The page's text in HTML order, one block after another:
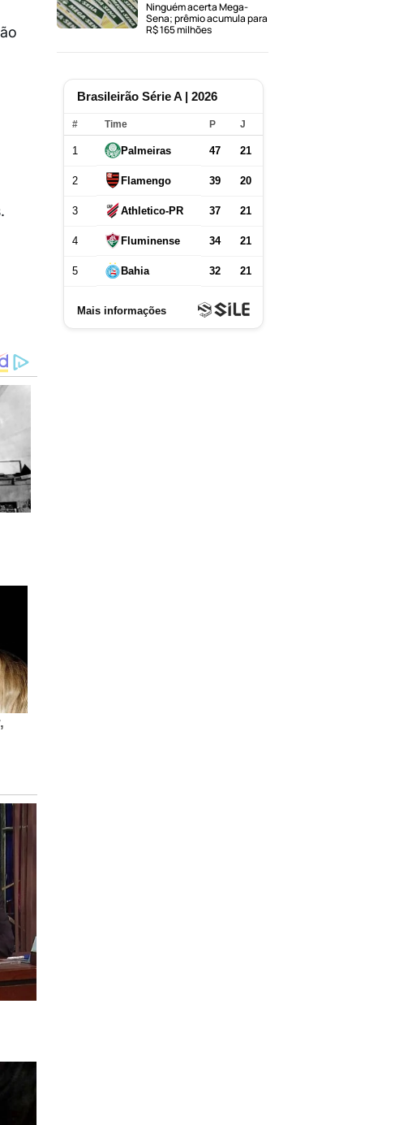
Ninguém acerta Mega-
Sena; prêmio acumula para
R$ 165 milhões